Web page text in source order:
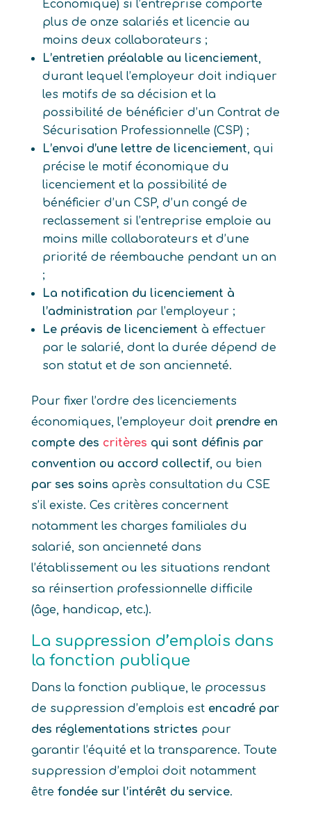
Économique) si l’entreprise comporte
plus de onze salariés et licencie au
moins deux collaborateurs ;
L’entretien préalable au licenciement,
durant lequel l’employeur doit indiquer
les motifs de sa décision et la
possibilité de bénéficier d’un Contrat de
Sécurisation Professionnelle (CSP) ;
L’envoi d’une lettre de licenciement, qui
précise le motif économique du
licenciement et la possibilité de
bénéficier d’un CSP, d’un congé de
reclassement si l’entreprise emploie au
moins mille collaborateurs et d’une
priorité de réembauche pendant un an
;
La notification du licenciement à
l’administration par l’employeur ;
Le préavis de licenciement à effectuer
par le salarié, dont la durée dépend de
son statut et de son ancienneté.
Pour fixer l’ordre des licenciements
économiques, l’employeur doit prendre en
compte des critères qui sont définis par
convention ou accord collectif, ou bien
par ses soins après consultation du CSE
s’il existe. Ces critères concernent
notamment les charges familiales du
salarié, son ancienneté dans
l’établissement ou les situations rendant
sa réinsertion professionnelle difficile
(âge, handicap, etc.).
La suppression d’emplois dans
la fonction publique
Dans la fonction publique, le processus
de suppression d’emplois est encadré par
des réglementations strictes pour
garantir l’équité et la transparence. Toute
suppression d’emploi doit notamment
être fondée sur l’intérêt du service.